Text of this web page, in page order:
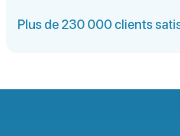
Plus de 230 000 clients